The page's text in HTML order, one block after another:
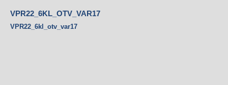
VPR22_6KL_OTV_VAR17
VPR22_6kl_otv_var17